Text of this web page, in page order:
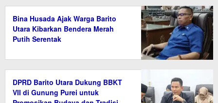
Bina Husada Ajak Warga Barito
Utara Kibarkan Bendera Merah
Putih Serentak
DPRD Barito Utara Dukung BBKT
VII di Gunung Purei untuk